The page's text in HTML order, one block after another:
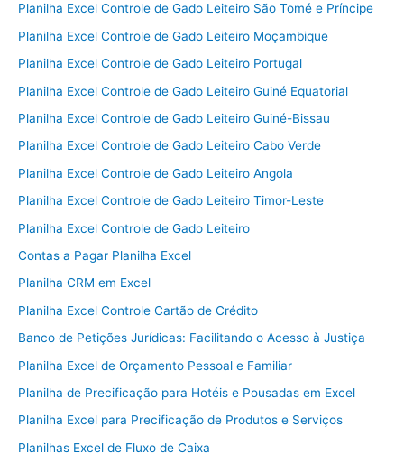
Planilha Excel Controle de Gado Leiteiro São Tomé e Príncipe
Planilha Excel Controle de Gado Leiteiro Moçambique
Planilha Excel Controle de Gado Leiteiro Portugal
Planilha Excel Controle de Gado Leiteiro Guiné Equatorial
Planilha Excel Controle de Gado Leiteiro Guiné-Bissau
Planilha Excel Controle de Gado Leiteiro Cabo Verde
Planilha Excel Controle de Gado Leiteiro Angola
Planilha Excel Controle de Gado Leiteiro Timor-Leste
Planilha Excel Controle de Gado Leiteiro
Contas a Pagar Planilha Excel
Planilha CRM em Excel
Planilha Excel Controle Cartão de Crédito
Banco de Petições Jurídicas: Facilitando o Acesso à Justiça
Planilha Excel de Orçamento Pessoal e Familiar
Planilha de Precificação para Hotéis e Pousadas em Excel
Planilha Excel para Precificação de Produtos e Serviços
Planilhas Excel de Fluxo de Caixa